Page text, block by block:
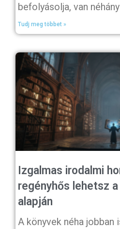
befolyásolja, van
Tudj meg többet »
Izgalmas irodalmi
regényhős lehetsz
alapján
A könyvek néha jobban